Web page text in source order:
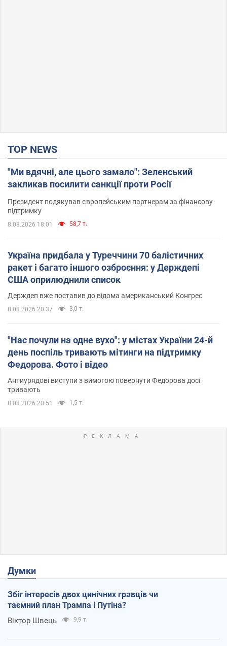
TOP NEWS
"Ми вдячні, але цього замало": Зеленський
закликав посилити санкції проти Росії
Президент подякував європейським партнерам за фінансову
підтримку
8.08.2026 18:01 58,7 т.
Україна придбала у Туреччини 70 балістичних
ракет і багато іншого озброєння: у Держдепі
США оприлюднили список
Держдеп вже поставив до відома американський Конгрес
8.08.2026 20:37 3,0 т.
"Нас почули на одне вухо": у містах України 24-й
день поспіль тривають мітинги на підтримку
Федорова. Фото і відео
Антиурядові виступи з вимогою повернути Федорова досі
тривають
8.08.2026 20:51 1,5 т.
Думки
Збіг інтересів двох цинічних гравців чи
таємний план Трампа і Путіна?
Віктор Швець 9,9 т.